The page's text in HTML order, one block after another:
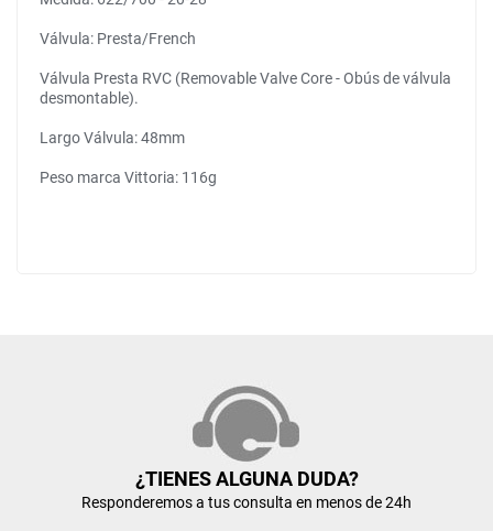
Válvula: Presta/French
Válvula Presta RVC (Removable Valve Core - Obús de válvula
desmontable).
Largo Válvula: 48mm
Peso marca Vittoria: 116g
¿TIENES ALGUNA DUDA?
Responderemos a tus consulta en menos de 24h